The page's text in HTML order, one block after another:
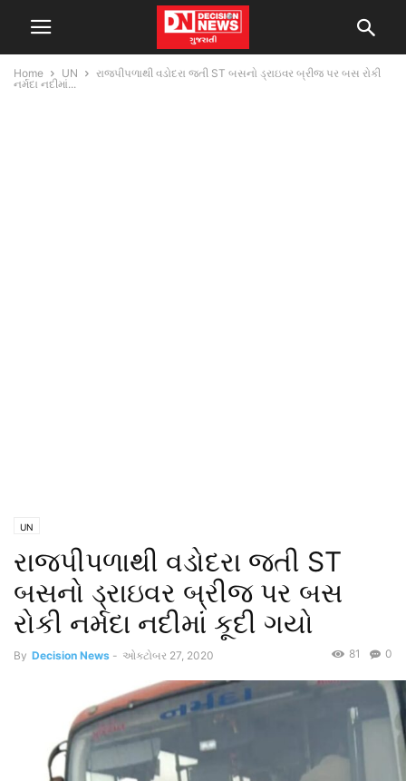
Home UN
રાજપીપળાથી વડોદરા જતી ST બસનો ડ્રાઇવર બ્રીજ પર બસ રોકી
નર્મદા નદીમાં...
UN
રાજપીપળાથી વડોદરા જતી ST
બસનો ડ્રાઇવર બ્રીજ પર બસ
રોકી નર્મદા નદીમાં કૂદી ગયો
By Decision News - ઓક્ટોબર 27, 2020 0
81